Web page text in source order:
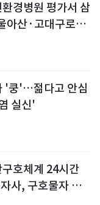
경병원 평가서 삼
아산·고대구로
'쿵'…젊다고 안심
실신'
호체계 24시간
사, 구호물자 사